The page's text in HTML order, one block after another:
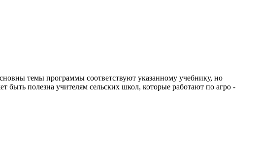
темы программы соответствуют указанному учебнику, но
полезна учителям сельских школ, которые работают по агро -